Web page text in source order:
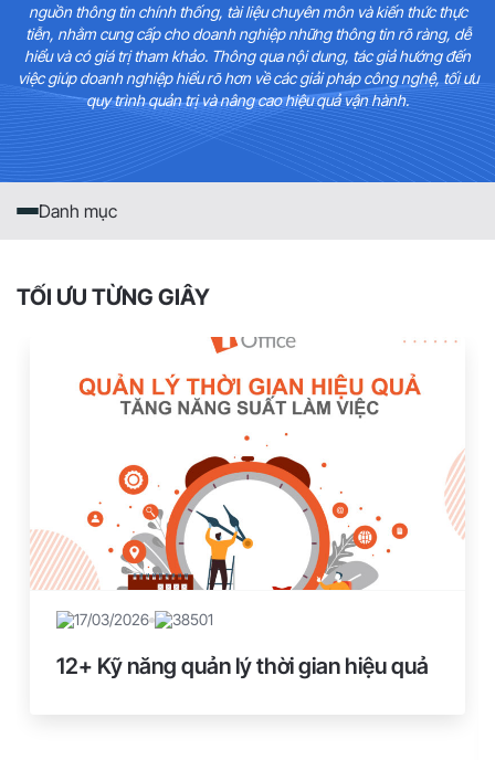
nguồn thông tin chính thống, tài liệu chuyên môn và kiến thức thực
tiễn, nhằm cung cấp cho doanh nghiệp những thông tin rõ ràng, dễ
hiểu và có giá trị tham khảo. Thông qua nội dung, tác giả hướng đến
việc giúp doanh nghiệp hiểu rõ hơn về các giải pháp công nghệ, tối ưu
quy trình quản trị và nâng cao hiệu quả vận hành.
Danh mục
TỐI ƯU TỪNG GIÂY
12+ Kỹ năng quản lý thời gian hiệu quả
17/03/2026 38501